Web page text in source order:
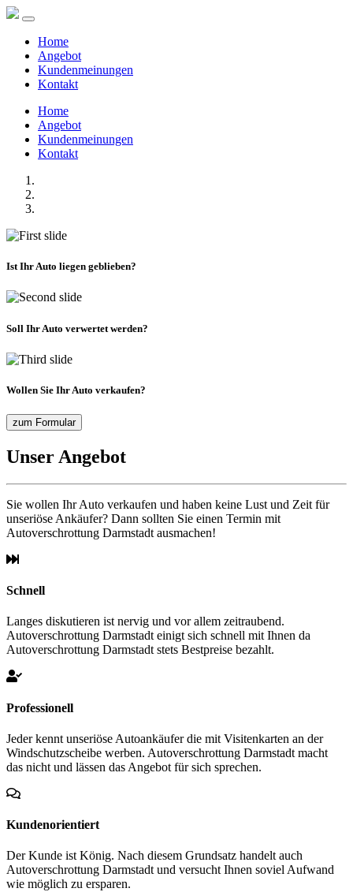
Home
Angebot
Kundenmeinungen
Kontakt
Home
Angebot
Kundenmeinungen
Kontakt
Ist Ihr Auto liegen geblieben?
Soll Ihr Auto verwertet werden?
Wollen Sie Ihr Auto verkaufen?
zum Formular
Unser Angebot
Sie wollen Ihr Auto verkaufen und haben keine Lust und Zeit für
unseriöse Ankäufer? Dann sollten Sie einen Termin mit
Autoverschrottung Darmstadt ausmachen!
Schnell
Langes diskutieren ist nervig und vor allem zeitraubend.
Autoverschrottung Darmstadt einigt sich schnell mit Ihnen da
Autoverschrottung Darmstadt stets Bestpreise bezahlt.
Professionell
Jeder kennt unseriöse Autoankäufer die mit Visitenkarten an der
Windschutzscheibe werben. Autoverschrottung Darmstadt macht
das nicht und lässen das Angebot für sich sprechen.
Kundenorientiert
Der Kunde ist König. Nach diesem Grundsatz handelt auch
Autoverschrottung Darmstadt und versucht Ihnen soviel Aufwand
wie möglich zu ersparen.